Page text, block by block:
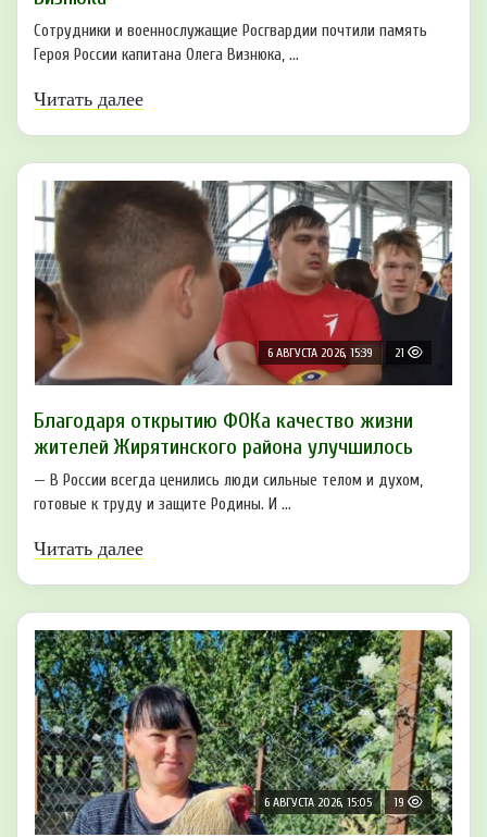
Сотрудники и военнослужащие Росгвардии почтили память
Героя России капитана Олега Визнюка, ...
Читать далее
6 АВГУСТА 2026, 15:39 21
Благодаря открытию ФОКа качество жизни
жителей Жирятинского района улучшилось
— В России всегда ценились люди сильные телом и духом,
готовые к труду и защите Родины. И ...
Читать далее
6 АВГУСТА 2026, 15:05 19